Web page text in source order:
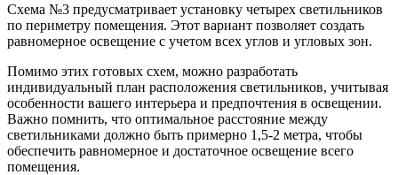
Схема №3 предусматривает установку четырех светильников
по периметру помещения. Этот вариант позволяет создать
равномерное освещение с учетом всех углов и угловых зон.
Помимо этих готовых схем, можно разработать
индивидуальный план расположения светильников, учитывая
особенности вашего интерьера и предпочтения в освещении.
Важно помнить, что оптимальное расстояние между
светильниками должно быть примерно 1,5-2 метра, чтобы
обеспечить равномерное и достаточное освещение всего
помещения.